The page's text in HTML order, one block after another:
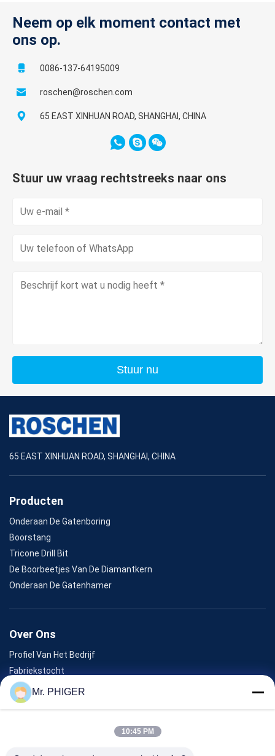
Neem op elk moment contact met
ons op.
0086-137-64195009
roschen@roschen.com
65 EAST XINHUAN ROAD, SHANGHAI, CHINA
Stuur uw vraag rechtstreeks naar ons
Stuur nu
65 EAST XINHUAN ROAD, SHANGHAI, CHINA
Producten
Onderaan De Gatenboring
Boorstang
Tricone Drill Bit
De Boorbeetjes Van De Diamantkern
Onderaan De Gatenhamer
Over Ons
Profiel Van Het Bedrijf
Fabriekstocht
Kwaliteitscontrole
Sitemap
Mr. PHIGER
10:45 PM